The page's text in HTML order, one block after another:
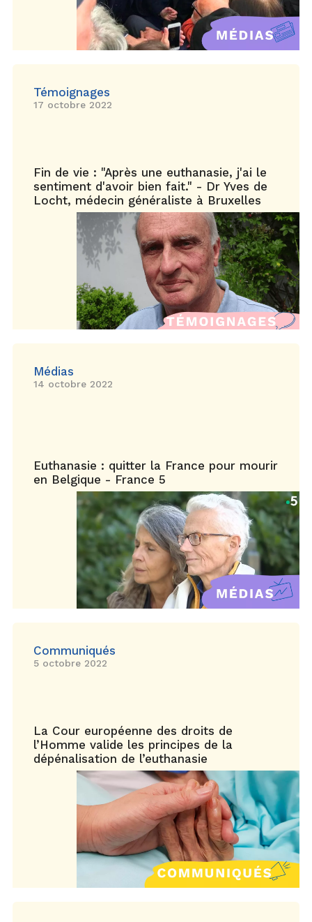
Témoignages
17 octobre 2022
Fin de vie : "Après une euthanasie, j'ai le
sentiment d'avoir bien fait." - Dr Yves de
Locht, médecin généraliste à Bruxelles
Médias
14 octobre 2022
Euthanasie : quitter la France pour mourir
en Belgique - France 5
Communiqués
5 octobre 2022
La Cour européenne des droits de
l’Homme valide les principes de la
dépénalisation de l’euthanasie